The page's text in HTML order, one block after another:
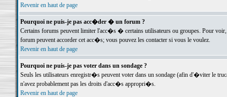
Revenir en haut de page
Pourquoi ne puis-je pas acc�der � un forum ?
Certains forums peuvent limiter l'acc�s � certains utilisateurs ou groupes. Pour
forum peuvent accorder cet acc�s; vous pouvez les contacter si vous le voulez.
Revenir en haut de page
Pourquoi ne puis-je pas voter dans un sondage ?
Seuls les utilisateurs enregistr�s peuvent voter dans un sondage (afin d'�viter le
n'avez probablement pas les droits d'acc�s appropri�s.
Revenir en haut de page